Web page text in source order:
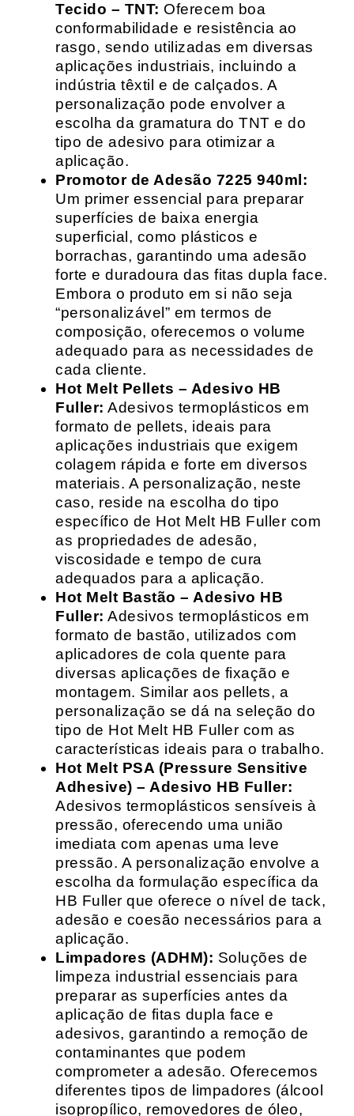
Tecido – TNT: Oferecem boa
conformabilidade e resistência ao
rasgo, sendo utilizadas em diversas
aplicações industriais, incluindo a
indústria têxtil e de calçados. A
personalização pode envolver a
escolha da gramatura do TNT e do
tipo de adesivo para otimizar a
aplicação.
Promotor de Adesão 7225 940ml:
Um primer essencial para preparar
superfícies de baixa energia
superficial, como plásticos e
borrachas, garantindo uma adesão
forte e duradoura das fitas dupla face.
Embora o produto em si não seja
“personalizável” em termos de
composição, oferecemos o volume
adequado para as necessidades de
cada cliente.
Hot Melt Pellets – Adesivo HB
Fuller: Adesivos termoplásticos em
formato de pellets, ideais para
aplicações industriais que exigem
colagem rápida e forte em diversos
materiais. A personalização, neste
caso, reside na escolha do tipo
específico de Hot Melt HB Fuller com
as propriedades de adesão,
viscosidade e tempo de cura
adequados para a aplicação.
Hot Melt Bastão – Adesivo HB
Fuller: Adesivos termoplásticos em
formato de bastão, utilizados com
aplicadores de cola quente para
diversas aplicações de fixação e
montagem. Similar aos pellets, a
personalização se dá na seleção do
tipo de Hot Melt HB Fuller com as
características ideais para o trabalho.
Hot Melt PSA (Pressure Sensitive
Adhesive) – Adesivo HB Fuller:
Adesivos termoplásticos sensíveis à
pressão, oferecendo uma união
imediata com apenas uma leve
pressão. A personalização envolve a
escolha da formulação específica da
HB Fuller que oferece o nível de tack,
adesão e coesão necessários para a
aplicação.
Limpadores (ADHM): Soluções de
limpeza industrial essenciais para
preparar as superfícies antes da
aplicação de fitas dupla face e
adesivos, garantindo a remoção de
contaminantes que podem
comprometer a adesão. Oferecemos
diferentes tipos de limpadores (álcool
isopropílico, removedores de óleo,